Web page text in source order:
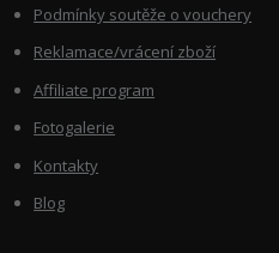
Podmínky soutěže o vouchery
Reklamace/vrácení zboží
Affiliate program
Fotogalerie
Kontakty
Blog